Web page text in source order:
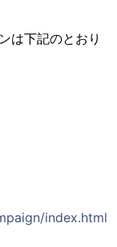
は下記のとおり
index.html